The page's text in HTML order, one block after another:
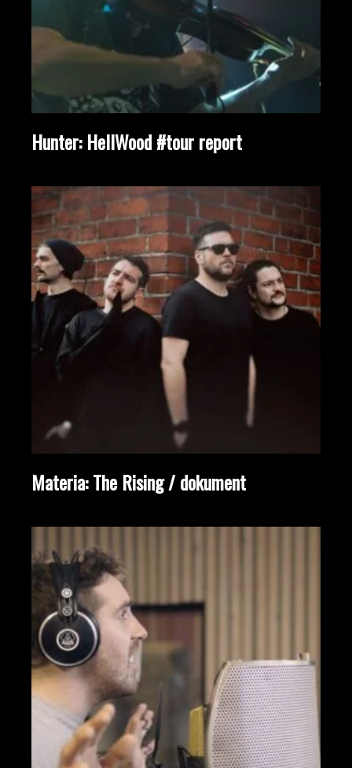
Hunter: HellWood #tour report
Materia: The Rising / dokument